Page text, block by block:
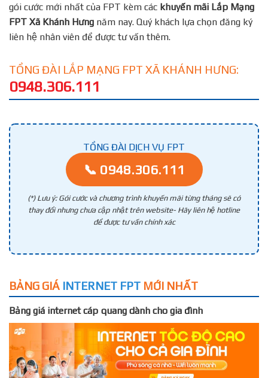
gói cước mới nhất của FPT kèm các khuyến mãi Lắp Mạng
FPT Xã Khánh Hưng năm nay. Quý khách lựa chọn đăng ký
liên hệ nhân viên để được tư vấn thêm.
TỔNG ĐÀI LẮP MẠNG FPT XÃ KHÁNH HƯNG:
0948.306.111
TỔNG ĐÀI DỊCH VỤ FPT
📞 0948.306.111
(*) Lưu ý: Gói cước và chương trình khuyến mãi từng tháng sẽ có
thay đổi nhưng chưa cập nhật trên website- Hãy liên hệ hotline
để được tư vấn chính xác
BẢNG GIÁ INTERNET FPT MỚI NHẤT
Bảng giá internet cáp quang dành cho gia đình